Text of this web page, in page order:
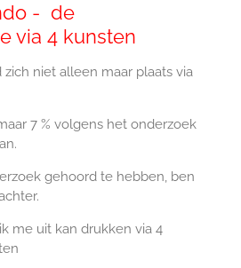
- de
via 4 kunsten
niet alleen maar plaats via
7 % volgens het onderzoek
gehoord te hebben, ben
me uit kan drukken via 4